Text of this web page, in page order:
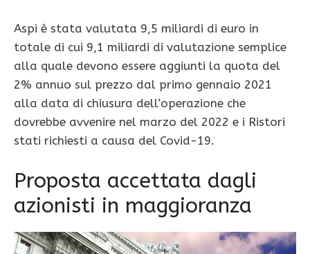
Aspi è stata valutata 9,5 miliardi di euro in
totale di cui 9,1 miliardi di valutazione semplice
alla quale devono essere aggiunti la quota del
2% annuo sul prezzo dal primo gennaio 2021
alla data di chiusura dell’operazione che
dovrebbe avvenire nel marzo del 2022 e i Ristori
stati richiesti a causa del Covid-19.
Proposta accettata dagli
azionisti in maggioranza